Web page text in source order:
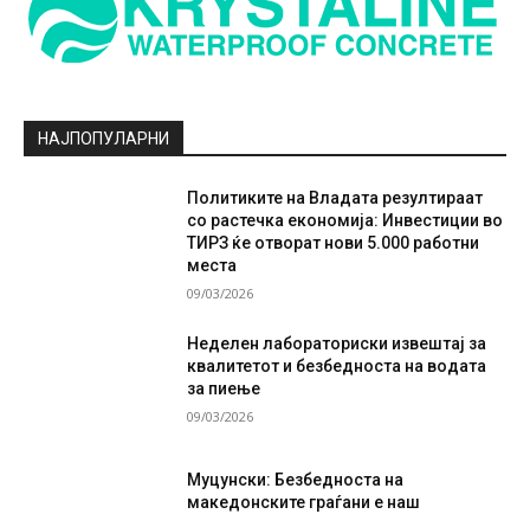
НАЈПОПУЛАРНИ
Политиките на Владата резултираат
со растечка економија: Инвестиции во
ТИРЗ ќе отворат нови 5.000 работни
места
09/03/2026
Неделен лабораториски извештај за
квалитетот и безбедноста на водата
за пиење
09/03/2026
Муцунски: Безбедноста на
македонските граѓани е наш